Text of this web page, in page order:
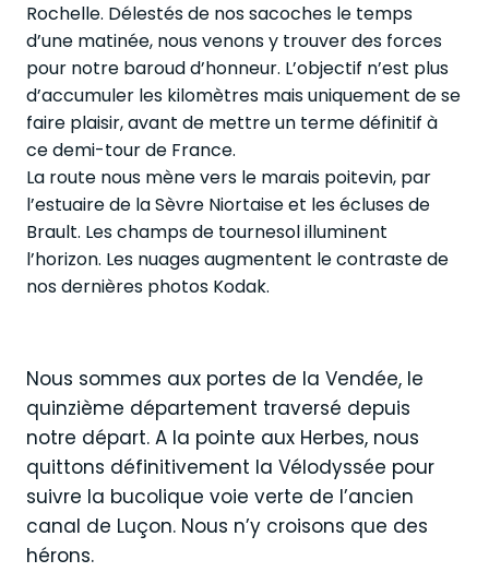
Rochelle. Délestés de nos sacoches le temps
d’une matinée, nous venons y trouver des forces
pour notre baroud d’honneur. L’objectif n’est plus
d’accumuler les kilomètres mais uniquement de se
faire plaisir, avant de mettre un terme définitif à
ce demi-tour de France.
La route nous mène vers le marais poitevin, par
l’estuaire de la Sèvre Niortaise et les écluses de
Brault. Les champs de tournesol illuminent
l’horizon. Les nuages augmentent le contraste de
nos dernières photos Kodak.
Nous sommes aux portes de la Vendée, le
quinzième département traversé depuis
notre départ. A la pointe aux Herbes, nous
quittons définitivement la Vélodyssée pour
suivre la bucolique voie verte de l’ancien
canal de Luçon. Nous n’y croisons que des
hérons.